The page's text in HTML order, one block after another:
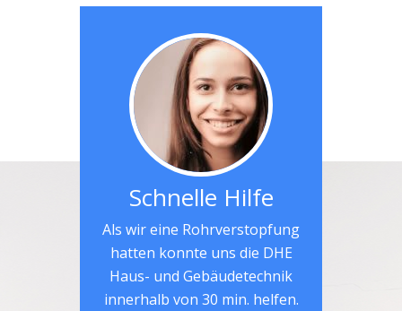
Schnelle Hilfe
Als wir eine Rohrverstopfung
hatten konnte uns die DHE
Haus- und Gebäudetechnik
innerhalb von 30 min. helfen.